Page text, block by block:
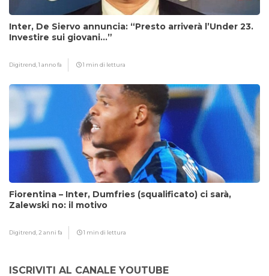
Inter, De Siervo annuncia: “Presto arriverà l’Under 23.
Investire sui giovani…”
Digitrend,1 anno fa 1 min di lettura
Fiorentina – Inter, Dumfries (squalificato) ci sarà,
Zalewski no: il motivo
Digitrend, 2 anni fa 1 min di lettura
ISCRIVITI AL CANALE YOUTUBE